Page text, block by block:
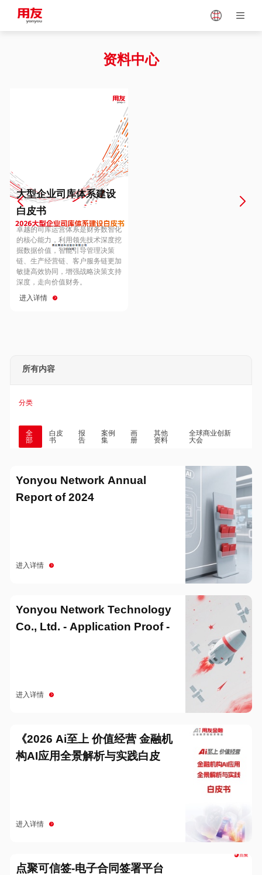
Vietnam
Europe
Hungary
Hong Kong
资料中心
大型企业司库体系建设
白皮书
卓越的司库运营体系是财务数智化
的核心能力，利用领先技术深度挖
掘数据价值，智能引导管理决策
链、生产经营链、客户服务链更加
敏捷高效协同，增强战略決策支持
深度，走向价值财务。
进入详情
所有内容
分类
全
部
白皮
书
报
告
案例
集
画
册
其他
资料
全球商业创新
大会
Yonyou Network Annual
Report of 2024
进入详情
Yonyou Network Technology
Co., Ltd. - Application Proof -
进入详情
《2026 Ai至上 价值经营 金融机
构AI应用全景解析与实践白皮
进入详情
点聚可信签-电子合同签署平台